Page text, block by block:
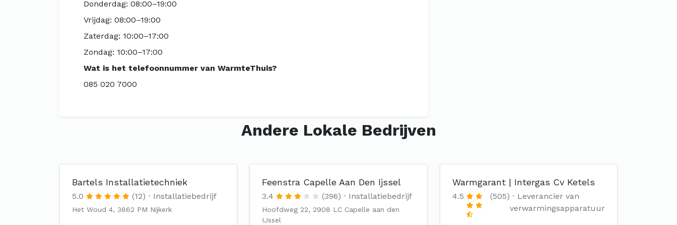
Donderdag: 08:00–19:00
Vrijdag: 08:00–19:00
Zaterdag: 10:00–17:00
Zondag: 10:00–17:00
Wat is het telefoonnummer van WarmteThuis?
085 020 7000
Andere Lokale Bedrijven
Bartels Installatietechniek
5.0 (12) Installatiebedrijf
Het Woud 4, 3862 PM Nijkerk
Feenstra Capelle Aan Den Ijssel
3.4 (396) Installatiebedrijf
Hoofdweg 22, 2908 LC Capelle aan den
IJssel
Warmgarant | Intergas Cv Ketels
4.5 (505)
Leverancier van
verwarmingsapparatuur